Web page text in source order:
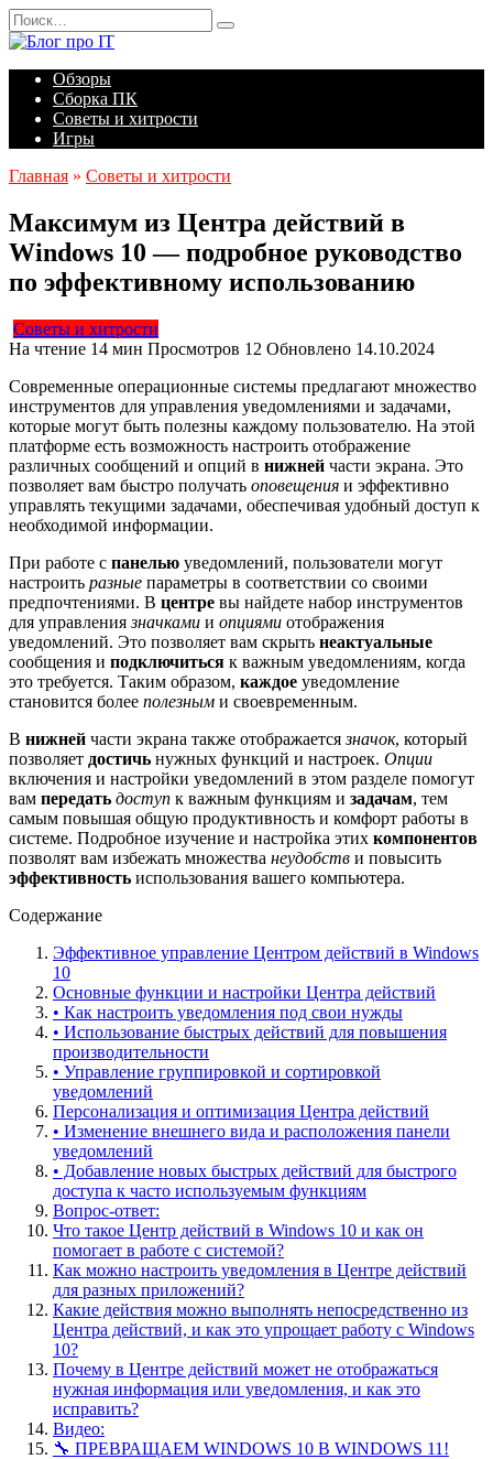
Перейти
к
содержанию
Search
for:
Обзоры
Сборка ПК
Советы и хитрости
Игры
Главная » Советы и хитрости
Максимум из Центра действий в
Windows 10 — подробное руководство
по эффективному использованию
Советы и хитрости
На чтение 14 мин Просмотров 12 Обновлено 14.10.2024
Современные операционные системы предлагают множество
инструментов для управления уведомлениями и задачами,
которые могут быть полезны каждому пользователю. На этой
платформе есть возможность настроить отображение
различных сообщений и опций в нижней части экрана. Это
позволяет вам быстро получать оповещения и эффективно
управлять текущими задачами, обеспечивая удобный доступ к
необходимой информации.
При работе с панелью уведомлений, пользователи могут
настроить разные параметры в соответствии со своими
предпочтениями. В центре вы найдете набор инструментов
для управлениязначками и опциями отображения
уведомлений. Это позволяет вам скрыть неактуальные
сообщения и подключиться к важным уведомлениям, когда
это требуется. Таким образом, каждое уведомление
становится более полезным и своевременным.
В нижней части экрана также отображаетсязначок, который
позволяет достичь нужных функций и настроек. Опции
включения и настройки уведомлений в этом разделе помогут
вам передать доступ к важным функциям и задачам, тем
самым повышая общую продуктивность и комфорт работы в
системе. Подробное изучение и настройка этих компонентов
позволят вам избежать множества неудобств и повысить
эффективность использования вашего компьютера.
Содержание
Эффективное управление Центром действий в Windows
10
Основные функции и настройки Центра действий
• Как настроить уведомления под свои нужды
• Использование быстрых действий для повышения
производительности
• Управление группировкой и сортировкой
уведомлений
Персонализация и оптимизация Центра действий
• Изменение внешнего вида и расположения панели
уведомлений
• Добавление новых быстрых действий для быстрого
доступа к часто используемым функциям
Вопрос-ответ:
Что такое Центр действий в Windows 10 и как он
помогает в работе с системой?
Как можно настроить уведомления в Центре действий
для разных приложений?
Какие действия можно выполнять непосредственно из
Центра действий, и как это упрощает работу с Windows
10?
Почему в Центре действий может не отображаться
нужная информация или уведомления, и как это
исправить?
Видео:
🔧 ПРЕВРАЩАЕМ WINDOWS 10 В WINDOWS 11!